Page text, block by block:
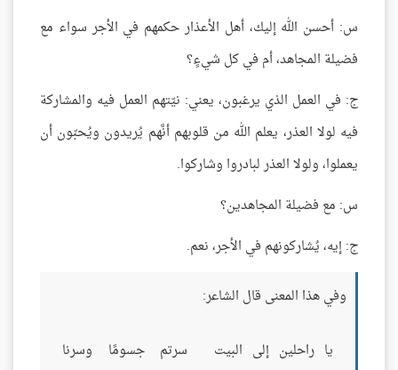
س: أحسن الله إليك، أهل الأعذار حكمهم في الأجر سواء مع
فضيلة المجاهد، أم في كل شيءٍ؟
ج: في العمل الذي يرغبون، يعني: نيّتهم العمل فيه والمشاركة
فيه لولا العذر، يعلم الله من قلوبهم أنَّهم يُريدون ويُحبّون أن
يعملوا، ولولا العذر لبادروا وشاركوا.
س: مع فضيلة المجاهدين؟
ج: إيه، يُشاركونهم في الأجر، نعم.
وفي هذا المعنى قال الشاعر:
يا راحلين إلى البيت
سرتم جسومًا وسرنا